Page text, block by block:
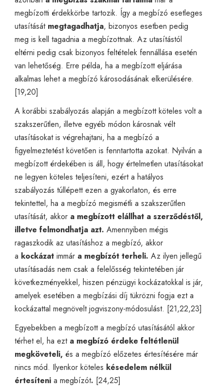
megbízotti érdekkörbe tartozik. Így a megbízó esetleges
utasítását megtagadhatja, bizonyos esetben pedig
meg is kell tagadnia a megbízottnak. Az utasítástól
eltérni pedig csak bizonyos feltételek fennállása esetén
van lehetőség. Erre példa, ha a megbízott eljárása
alkalmas lehet a megbízó károsodásának elkerülésére.
[19,20]
A korábbi szabályozás alapján a megbízott köteles volt a
szakszerűtlen, illetve egyéb módon károsnak vélt
utasításokat is végrehajtani, ha a megbízó a
figyelmeztetést követően is fenntartotta azokat. Nyilván a
megbízott érdekében is áll, hogy értelmetlen utasításokat
ne legyen köteles teljesíteni, ezért a hatályos
szabályozás túllépett ezen a gyakorlaton, és erre
tekintettel, ha a megbízó megismétli a szakszerűtlen
utasítását, akkor a megbízott elállhat a szerződéstől,
illetve felmondhatja azt. Amennyiben mégis
ragaszkodik az utasításhoz a megbízó, akkor
a kockázat immár a megbízót terheli. Az ilyen jellegű
utasításadás nem csak a felelősség tekintetében jár
következményekkel, hiszen pénzügyi kockázatokkal is jár,
amelyek esetében a megbízási díj tükrözni fogja ezt a
kockázattal megnövelt jogviszony-módosulást. [21,22,23]
Egyebekben a megbízott a megbízó utasításától akkor
térhet el, ha ezt a megbízó érdeke feltétlenül
megköveteli, és a megbízó előzetes értesítésére már
nincs mód. Ilyenkor köteles késedelem nélkül
értesíteni a megbízót. [24,25]